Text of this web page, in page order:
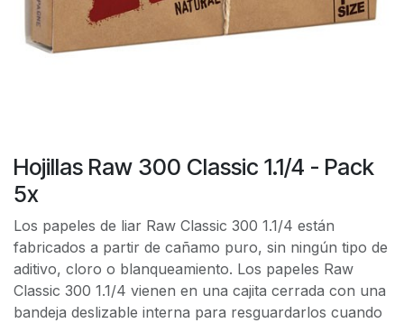
Hojillas Raw 300 Classic 1.1/4 - Pack
5x
Los papeles de liar Raw Classic 300 1.1/4 están
fabricados a partir de cañamo puro, sin ningún tipo de
aditivo, cloro o blanqueamiento. Los papeles Raw
Classic 300 1.1/4 vienen en una cajita cerrada con una
bandeja deslizable interna para resguardarlos cuando